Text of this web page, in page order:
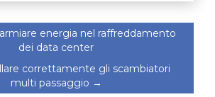
energia nel raffreddamento
dei data center
correttamente gli scambiatori
multi passaggio →